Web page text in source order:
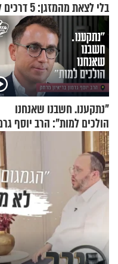
בלי לצאת מהמזגן: 5 דרכים להפוך את הבית לפינת נופש מעוצבת
"נתקענו. חשבנו שאנחנו
הולכים למות": הרב יוסף
בריאיון מרתק